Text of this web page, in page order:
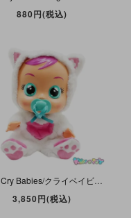
880円(税込)
Cry Babies/クライベイビーズ・Daisy/デイジー・Kitty/ネコ・Doll/ドール・ Sound & Real Tears/サウンド＆リアル涙機能付き・IMC Toys
3,850円(税込)